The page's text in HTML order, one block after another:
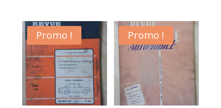
était :
8,00 €.
est :
5,00 €.
initial
était :
8,00 €.
actuel
est :
5,00 €.
Promo ! Promo !